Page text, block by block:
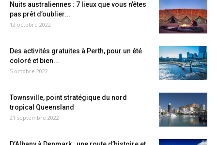
Nuits australiennes : 7 lieux que vous n’êtes
pas prêt d’oublier...
12 octobre 2022
Des activités gratuites à Perth, pour un été
coloré et bien...
5 octobre 2022
Townsville, point stratégique du nord
tropical Queensland
21 septembre 2022